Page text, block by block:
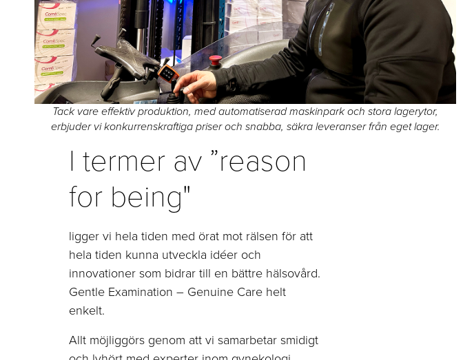
Tack vare effektiv produktion, med automatiserad maskinpark och stora lagerytor,
erbjuder vi konkurrenskraftiga priser och snabba, säkra leveranser från eget lager.
I termer av ”reason
for being"
ligger vi hela tiden med örat mot rälsen för att
hela tiden kunna utveckla idéer och
innovationer som bidrar till en bättre hälsovård.
Gentle Examination – Genuine Care helt
enkelt.
Allt möjliggörs genom att vi samarbetar smidigt